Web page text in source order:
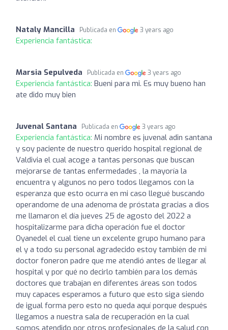
Nataly Mancilla Publicada en 3 years ago
Experiencia fantástica:
Marsia Sepulveda Publicada en 3 years ago
Experiencia fantástica: Bueni para mi. Es muy bueno han
ate dido muy bien
Juvenal Santana Publicada en 3 years ago
Experiencia fantástica: Mi nombre es juvenal adin santana
y soy paciente de nuestro querido hospital regional de
Valdivia el cual acoge a tantas personas que buscan
mejorarse de tantas enfermedades , la mayoría la
encuentra y algunos no pero todos llegamos con la
esperanza que esto ocurra en mi caso llegué buscando
operandome de una adenoma de próstata gracias a dios
me llamaron el día jueves 25 de agosto del 2022 a
hospitalizarme para dicha operación fue el doctor
Oyanedel el cual tiene un excelente grupo humano para
el y a todo su personal agradecido estoy también de mi
doctor foneron padre que me atendió antes de llegar al
hospital y por qué no decirlo también para los demás
doctores que trabajan en diferentes áreas son todos
muy capaces esperamos a futuro que esto siga siendo
de igual forma pero esto no queda aquí porque después
llegamos a nuestra sala de recuperación en la cual
somos atendido por otros profesionales de la salud con